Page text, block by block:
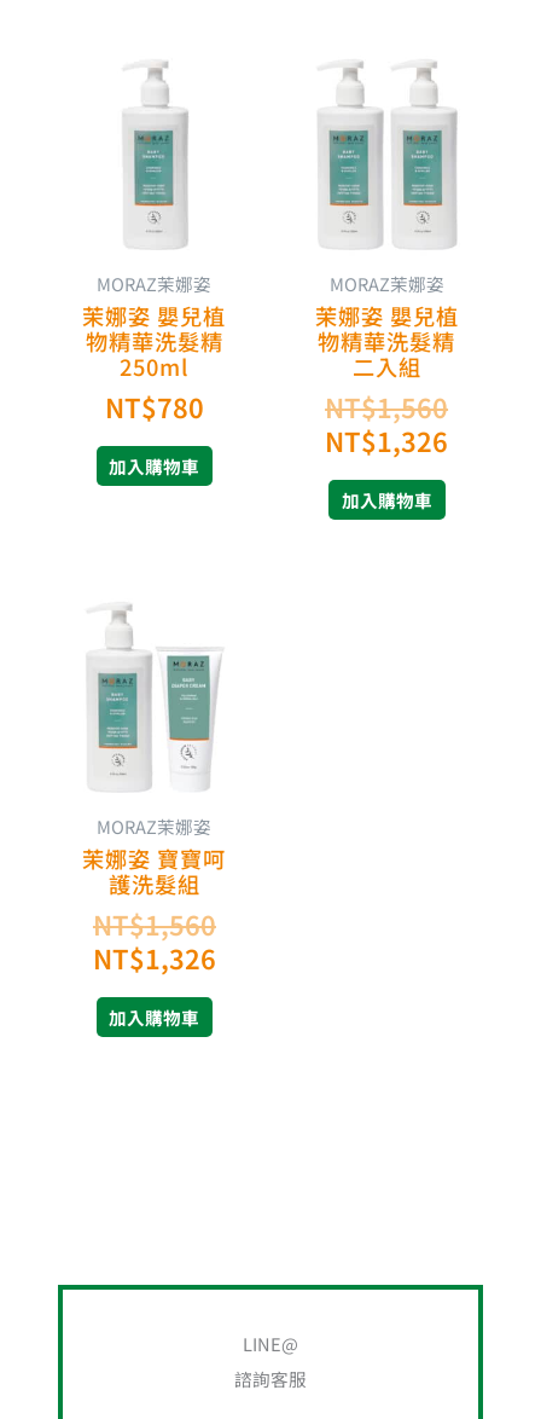
MORAZ茉娜姿
茉娜姿 嬰兒植
物精華洗髮精
250ml
NT$780
加入購物車
MORAZ茉娜姿
茉娜姿 嬰兒植
物精華洗髮精
二入組
NT$1,560
始
NT$1,326
前
加入購物車
MORAZ茉娜姿
茉娜姿 寶寶呵
護洗髮組
NT$1,560
始
價
格：
NT$1,326
前
價
格：
加入購物車
LINE@
諮詢客服